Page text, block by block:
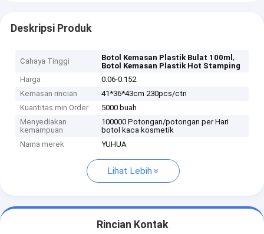
Deskripsi Produk
Cahaya Tinggi Botol Kemasan Plastik Bulat 100ml,
Botol Kemasan Plastik Hot Stamping
Harga
0.06-0.152
Kemasan rincian
41*36*43cm 230pcs/ctn
Kuantitas min Order
5000 buah
Menyediakan
kemampuan
100000 Potongan/potongan per Hari
botol kaca kosmetik
Nama merek
YUHUA
Lihat Lebih
Rincian Kontak